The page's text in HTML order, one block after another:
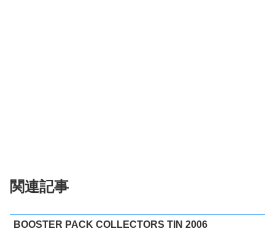
関連記事
BOOSTER PACK COLLECTORS TIN 2006